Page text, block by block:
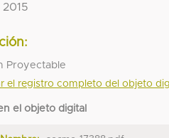
2015
Proyectable
el registro completo del objeto
el objeto digital